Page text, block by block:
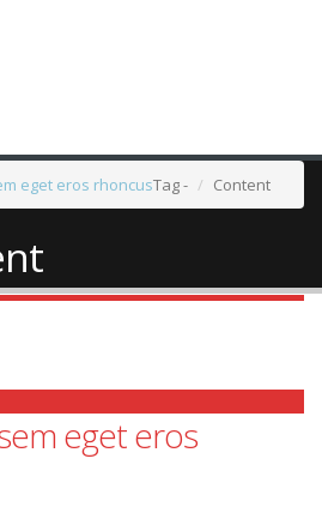
eget eros rhoncusTag - Content
eget eros